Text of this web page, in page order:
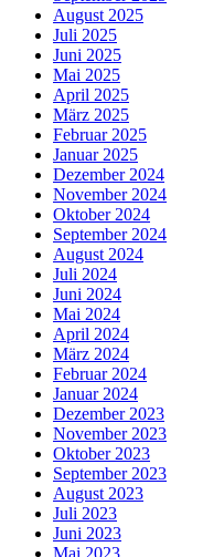
August 2025
Juli 2025
Juni 2025
Mai 2025
April 2025
März 2025
Februar 2025
Januar 2025
Dezember 2024
November 2024
Oktober 2024
September 2024
August 2024
Juli 2024
Juni 2024
Mai 2024
April 2024
März 2024
Februar 2024
Januar 2024
Dezember 2023
November 2023
Oktober 2023
September 2023
August 2023
Juli 2023
Juni 2023